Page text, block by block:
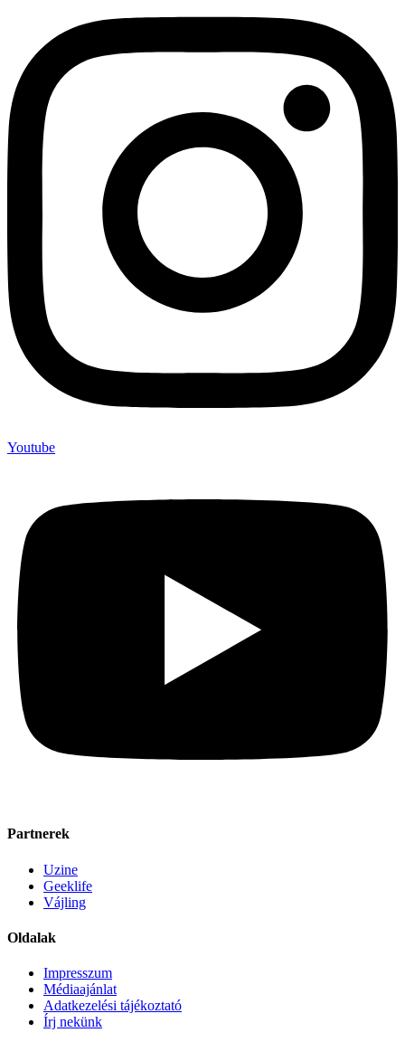
Youtube
Partnerek
Uzine
Geeklife
Vájling
Oldalak
Impresszum
Médiaajánlat
Adatkezelési tájékoztató
Írj nekünk